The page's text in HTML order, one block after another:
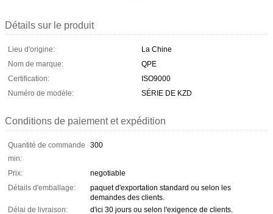
Détails sur le produit
Lieu d'origine:
La Chine
Nom de marque:
QPE
Certification:
ISO9000
Numéro de modèle:
SÉRIE DE KZD
Conditions de paiement et expédition
Quantité de commande
min:
300
Prix:
negotiable
Détails d'emballage:
paquet d'exportation standard ou selon les
demandes des clients.
Délai de livraison:
d'ici 30 jours ou selon l'exigence de clients.